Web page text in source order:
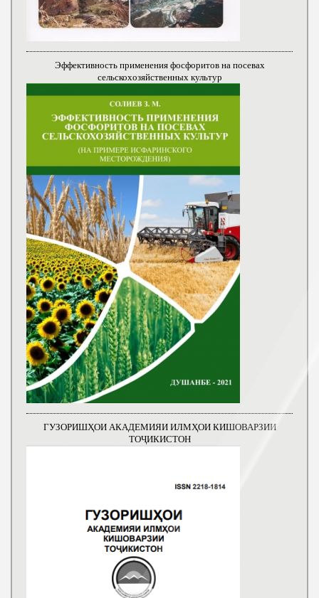
Эффективность применения фосфоритов на посевах
сельскохозяйственных культур
ГУЗОРИШҲОИ АКАДЕМИЯИ ИЛМҲОИ КИШОВАРЗИИ
ТОҶИКИСТОН